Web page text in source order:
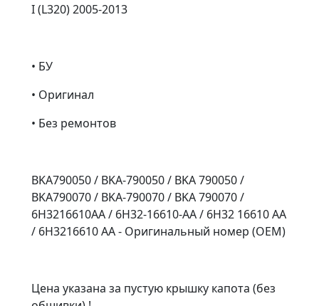
I (L320) 2005-2013
• БУ
• Оригинал
• Без ремонтов
BKA790050 / BKA-790050 / BKA 790050 /
BKA790070 / BKA-790070 / BKA 790070 /
6H3216610AA / 6H32-16610-AA / 6H32 16610 AA
/ 6H3216610 AA - Оригинальный номер (OEM)
Цена указана за пустую крышку капота (без